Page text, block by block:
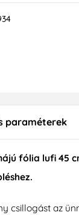
paraméterek
fólia lufi 45
csillogást az